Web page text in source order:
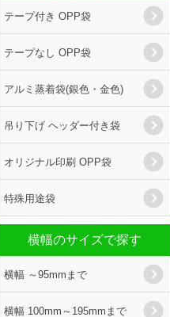
テープ付き OPP袋
テープなし OPP袋
アルミ蒸着袋(銀色・金色)
吊り下げ ヘッダー付き袋
オリジナル印刷 OPP袋
特殊用途袋
横幅のサイズで探す
横幅 ～95mmまで
横幅 100mm～195mmまで